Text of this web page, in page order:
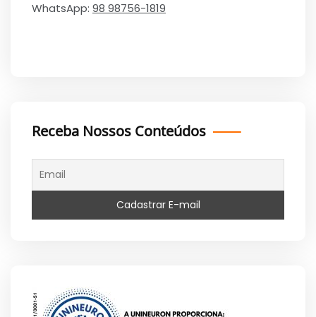
WhatsApp: 98 98756-1819
Receba Nossos Conteúdos